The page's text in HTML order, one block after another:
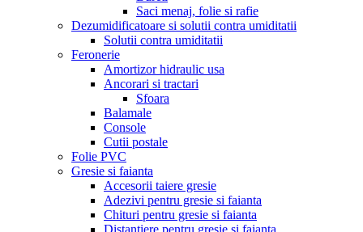
Saci menaj, folie si rafie
Dezumidificatoare si solutii contra umiditatii
Solutii contra umiditatii
Feronerie
Amortizor hidraulic usa
Ancorari si tractari
Sfoara
Balamale
Console
Cutii postale
Folie PVC
Gresie si faianta
Accesorii taiere gresie
Adezivi pentru gresie si faianta
Chituri pentru gresie si faianta
Distantiere pentru gresie si faianta